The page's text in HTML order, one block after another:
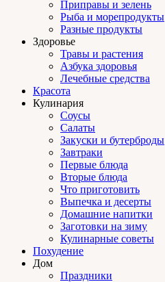
Приправы и зелень
Рыба и морепродукты
Разные продукты
Здоровье
Травы и растения
Азбука здоровья
Лечебные средства
Красота
Кулинария
Соусы
Салаты
Закуски и бутерброды
Завтраки
Первые блюда
Вторые блюда
Что приготовить
Выпечка и десерты
Домашние напитки
Заготовки на зиму
Кулинарные советы
Похудение
Дом
Праздники